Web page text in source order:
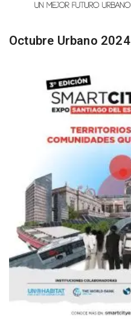
Octubre Urbano 2024